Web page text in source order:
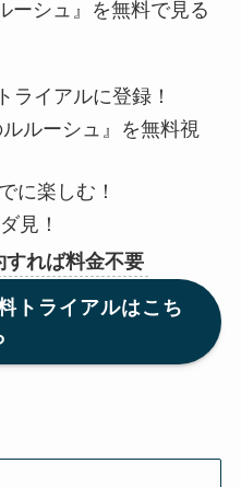
ーシュ』を無料で見る
ライアルに登録！
ルルーシュ』を無料視
に楽しむ！
見！
れば料金不要
トライアルはこち